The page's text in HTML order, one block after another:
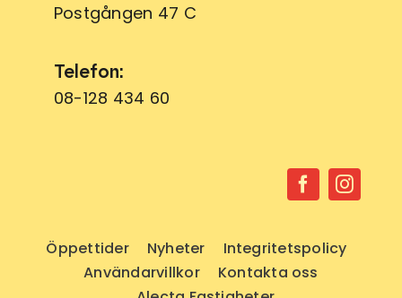
Postgången 47 C
Telefon:
08-128 434 60
Öppettider Nyheter
Integritetspolicy
Användarvillkor
Kontakta oss